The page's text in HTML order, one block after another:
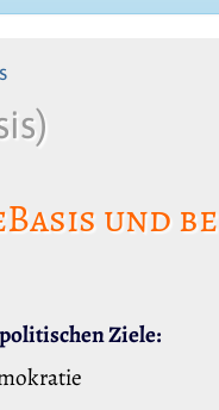
und
Ziele: